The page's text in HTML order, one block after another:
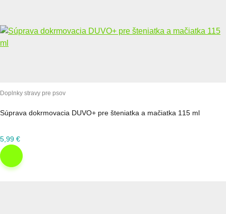
Doplnky stravy pre psov
Súprava dokrmovacia DUVO+ pre šteniatka a mačiatka 115 ml
5,99 €